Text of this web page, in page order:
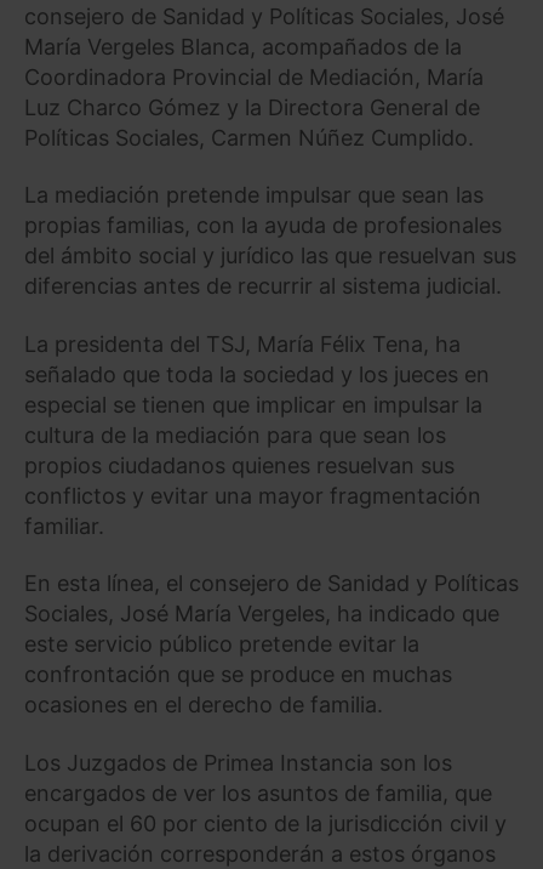
consejero de Sanidad y Políticas Sociales, José
María Vergeles Blanca, acompañados de la
Coordinadora Provincial de Mediación, María
Luz Charco Gómez y la Directora General de
Políticas Sociales, Carmen Núñez Cumplido.
La mediación pretende impulsar que sean las
propias familias, con la ayuda de profesionales
del ámbito social y jurídico las que resuelvan sus
diferencias antes de recurrir al sistema judicial.
La presidenta del TSJ, María Félix Tena, ha
señalado que toda la sociedad y los jueces en
especial se tienen que implicar en impulsar la
cultura de la mediación para que sean los
propios ciudadanos quienes resuelvan sus
conflictos y evitar una mayor fragmentación
familiar.
En esta línea, el consejero de Sanidad y Políticas
Sociales, José María Vergeles, ha indicado que
este servicio público pretende evitar la
confrontación que se produce en muchas
ocasiones en el derecho de familia.
Los Juzgados de Primea Instancia son los
encargados de ver los asuntos de familia, que
ocupan el 60 por ciento de la jurisdicción civil y
la derivación corresponderán a estos órganos